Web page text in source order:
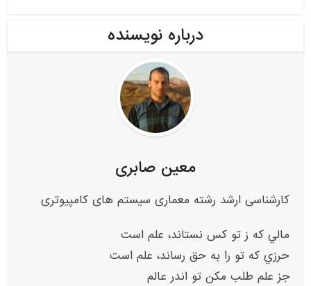
درباره نویسنده
معین صابری
کارشناسی ارشد رشته معماری سیستم های کامپیوتری
مالي که ز تو کس نستاند، علم است
حرزي که تو را به حق رساند، علم است
جز علم طلب مکن تو اندر عالم